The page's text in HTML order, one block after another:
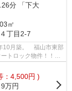
26分 「下大
㎡
４丁目2-7
10月築。 福山市東部
トロック物件！！
：4,500円 )
9万円